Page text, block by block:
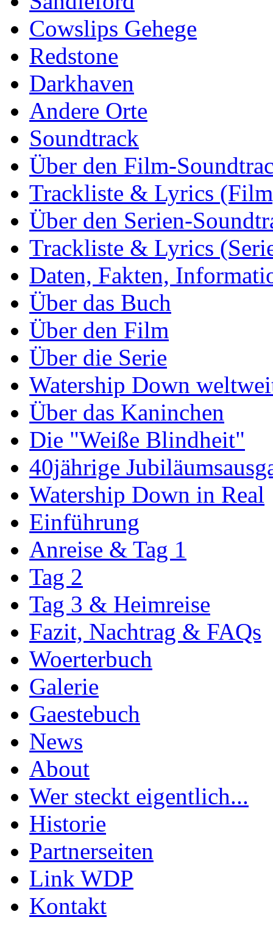
Cowslips Gehege
Redstone
Darkhaven
Andere Orte
Soundtrack
Über den Film-
Trackliste & Lyrics
Über den Serien-
Trackliste & Lyrics
Daten, Fakten,
Über das Buch
Über den Film
Über die Serie
Watership Down
Über das Kaninchen
Die "Weiße Blindheit"
40jährige
Watership Down in Real
Einführung
Anreise & Tag 1
Tag 2
Tag 3 & Heimreise
Fazit, Nachtrag & FAQs
Woerterbuch
Galerie
Gaestebuch
News
About
Wer steckt eigentlich...
Historie
Partnerseiten
Link WDP
Kontakt